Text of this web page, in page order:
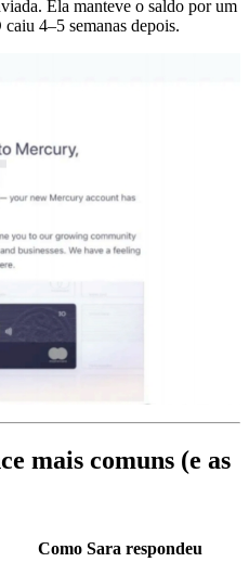
Ela manteve o saldo por um
4–5 semanas depois.
mais comuns (e as
Como Sara respondeu